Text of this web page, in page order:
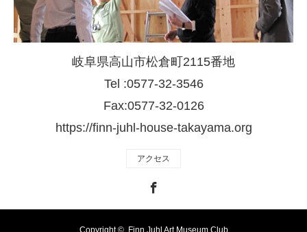
岐阜県高山市松倉町2115番地
Tel :0577-32-3546
Fax:0577-32-0126
https://finn-juhl-house-takayama.org
アクセス
Copyright © Finn Juhl Art Museum Club